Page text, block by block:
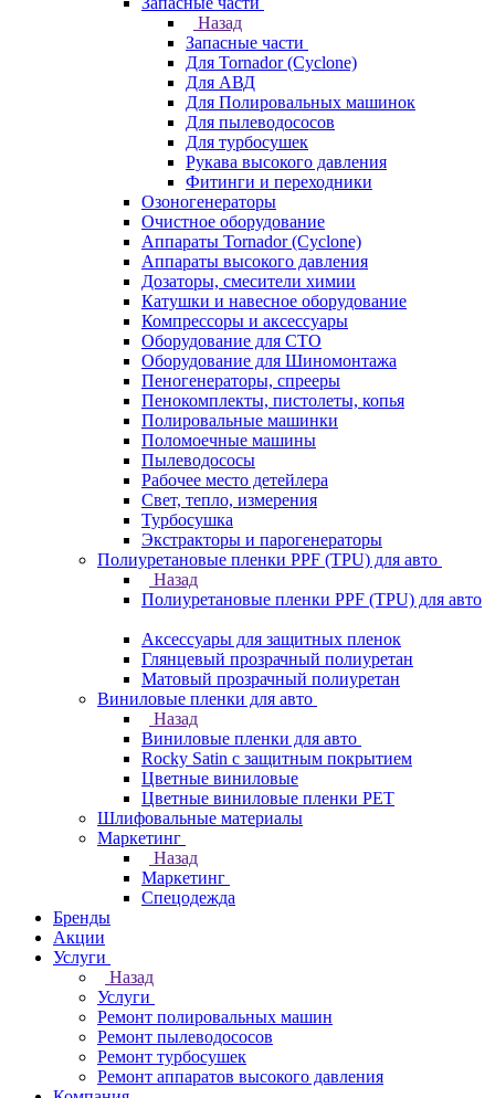
Назад
Запасные части
Для Tornador (Cyclone)
Для АВД
Для Полировальных машинок
Для пылеводососов
Для турбосушек
Рукава высокого давления
Фитинги и переходники
Озоногенераторы
Очистное оборудование
Аппараты Tornador (Cyclone)
Аппараты высокого давления
Дозаторы, смесители химии
Катушки и навесное оборудование
Компрессоры и аксессуары
Оборудование для СТО
Оборудование для Шиномонтажа
Пеногенераторы, спрееры
Пенокомплекты, пистолеты, копья
Полировальные машинки
Поломоечные машины
Пылеводососы
Рабочее место детейлера
Свет, тепло, измерения
Турбосушка
Экстракторы и парогенераторы
Полиуретановые пленки PPF (TPU) для авто
Назад
Полиуретановые пленки PPF (TPU) для авто
Аксессуары для защитных пленок
Глянцевый прозрачный полиуретан
Матовый прозрачный полиуретан
Виниловые пленки для авто
Назад
Виниловые пленки для авто
Rocky Satin с защитным покрытием
Цветные виниловые
Цветные виниловые пленки PET
Шлифовальные материалы
Маркетинг
Назад
Маркетинг
Спецодежда
Бренды
Акции
Услуги
Назад
Услуги
Ремонт полировальных машин
Ремонт пылеводососов
Ремонт турбосушек
Ремонт аппаратов высокого давления